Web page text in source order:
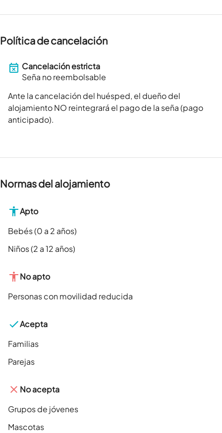
Política de cancelación
Cancelación estricta
Seña no reembolsable
Ante la cancelación del huésped, el dueño del
alojamiento NO reintegrará el pago de la seña (pago
anticipado).
Normas del alojamiento
Apto
Bebés (0 a 2 años)
Niños (2 a 12 años)
No apto
Personas con movilidad reducida
Acepta
Familias
Parejas
No acepta
Grupos de jóvenes
Mascotas